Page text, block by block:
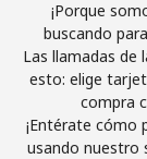
¡Porque
buscando
Las llamadas de
esto: elige
compra
¡Entérate cómo
usando nuestro